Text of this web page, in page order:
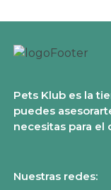
Pets Klub es la
puedes
necesitas para
Nuestras redes: